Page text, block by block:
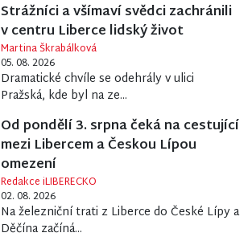
Strážníci a všímaví svědci zachránili
v centru Liberce lidský život
Martina Škrabálková
05. 08. 2026
Dramatické chvíle se odehrály v ulici
Pražská, kde byl na ze...
Od pondělí 3. srpna čeká na cestující
mezi Libercem a Českou Lípou
omezení
Redakce iLIBERECKO
02. 08. 2026
Na železniční trati z Liberce do České Lípy a
Děčína začíná...